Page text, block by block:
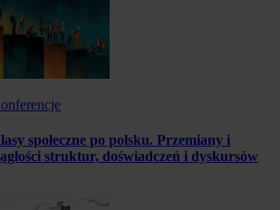
społeczne po polsku. Przemiany i
struktur, doświadczeń i dyskursów